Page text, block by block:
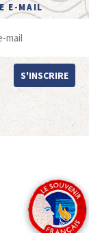
E-MAIL
S'INSCRIRE